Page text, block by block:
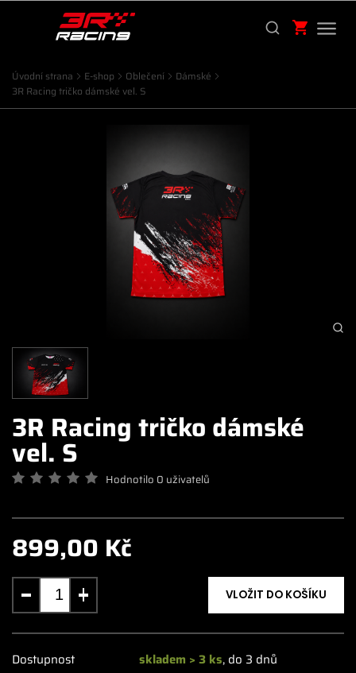
Úvodní strana E-shop Oblečení
Dámské
3R Racing tričko dámské vel. S
3R Racing tričko dámské
vel. S
Hodnotilo 0 uživatelů
899,00 Kč
VLOŽIT DO KOŠÍKU
Dostupnost skladem > 3 ks, do 3 dnů